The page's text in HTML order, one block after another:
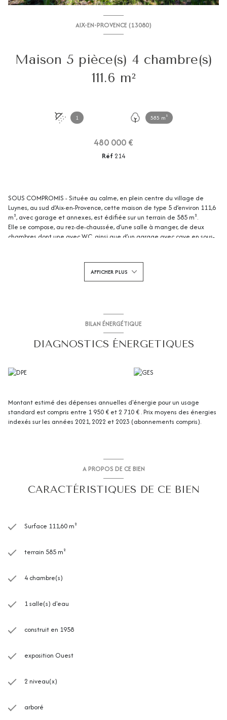
AIX-EN-PROVENCE (13080)
Maison 5 pièce(s) 4 chambre(s)
111.6 m²
1 585 m²
480 000 €
Réf 214
SOUS COMPROMIS - Située au calme, en plein centre du village de
Luynes, au sud d’Aix-en-Provence, cette maison de type 5 d’environ 111,6
m², avec garage et annexes, est édifiée sur un terrain de 585 m².
Elle se compose, au rez-de-chaussée, d’une salle à manger, de deux
chambres dont une avec WC, ainsi que d’un garage avec cave en sous-
deux chambres avec placard, une salle d’eau, un WC indépendant ainsi
que des combles de stockage.
Maison à rénover, offrant un beau potentiel dans un quartier paisible, au
À proximité immédiate des écoles, collège, lycée, commerces, de l’IBS et
des transports en commun.
CIABAUD Immobilier Luynes
04 42 53 35 13.
AFFICHER PLUS
BILAN ÉNERGÉTIQUE
DIAGNOSTICS ÉNERGETIQUES
Montant estimé des dépenses annuelles d'énergie pour un usage
standard est compris entre 1 950 € et 2 710 € . Prix moyens des énergies
indexés sur les années 2021, 2022 et 2023 (abonnements compris).
A PROPOS DE CE BIEN
CARACTÉRISTIQUES DE CE BIEN
Surface 111,60 m²
terrain 585 m²
4 chambre(s)
1 salle(s) d'eau
construit en 1958
exposition Ouest
2 niveau(x)
arboré